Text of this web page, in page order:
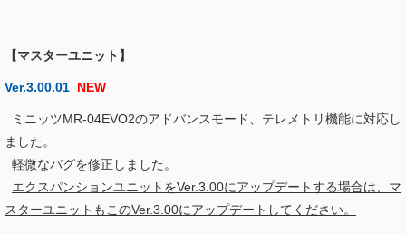
【マスターユニット】
Ver.3.00.01 NEW
ミニッツMR-04EVO2のアドバンスモード、テレメトリ機能に対応し
ました。
軽微なバグを修正しました。
エクスパンションユニットをVer.3.00にアップデートする場合は、マ
スターユニットもこのVer.3.00にアップデートしてください。